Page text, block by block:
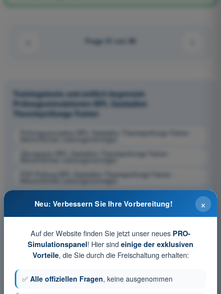
Frage 51 von 80
Trainingstests und zeitlich begrenzte
Prüfungssimulationen BPL Gasballon
Theorieprüfungs-Trainer
Prüfungssimulation BPL Gasballon Theorieprüfungs-Trainer -
Übungsquiz BPL Gasballon Theorieprüfungs-Trainer -
PDF-Prüfung BPL Gasballon Theorieprüfungs-Trainer -
×
Neu: Verbessern Sie Ihre Vorbereitung!
Auf der Website finden Sie jetzt unser neues PRO-
Simulationspanel! Hier sind einige der exklusiven
Vorteile, die Sie durch die Freischaltung erhalten:
✅ Alle offiziellen Fragen, keine ausgenommen